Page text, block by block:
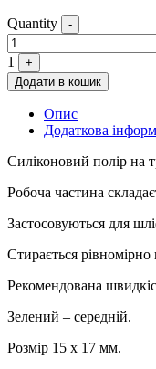
Quantity -
1
+
Додати в кошик
Опис
Додаткова
Силіконовий полір на
Робоча частина
Застосовуються для
Стирається рівномірно
Рекомендована
Зелений – середній.
Розмір 15 х 17 мм.